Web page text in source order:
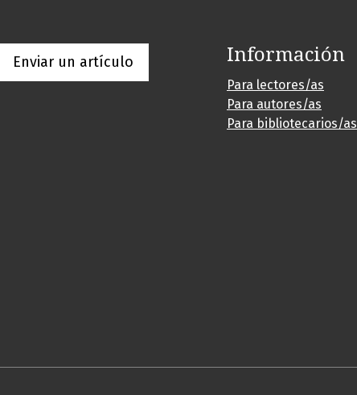
Enviar un artículo Información
Para lectores/as
Para autores/as
Para bibliotecarios/as